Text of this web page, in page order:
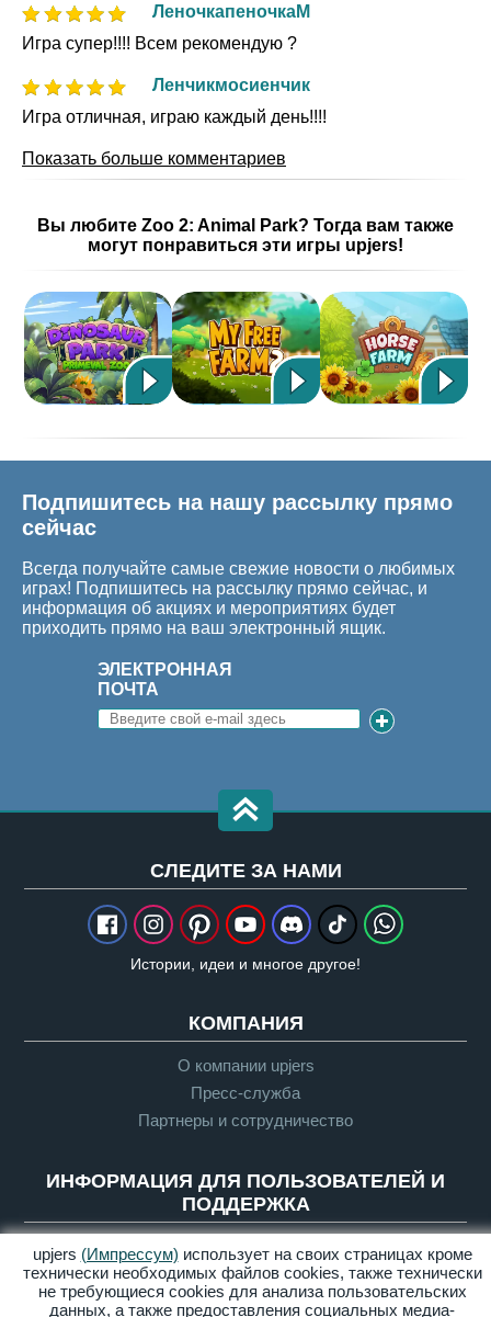
ЛеночкапеночкаМ
Игра супер!!!! Всем рекомендую ?
Ленчикмосиенчик
Игра отличная, играю каждый день!!!!
Показать больше комментариев
Вы любите Zoo 2: Animal Park? Тогда вам также
могут понравиться эти игры upjers!
Подпишитесь на нашу рассылку прямо
сейчас
Всегда получайте самые свежие новости о любимых
играх! Подпишитесь на рассылку прямо сейчас, и
информация об акциях и мероприятиях будет
приходить прямо на ваш электронный ящик.
ЭЛЕКТРОННАЯ
ПОЧТА
CЛЕДИТЕ ЗА НАМИ
Истории, идеи и многое другое!
КОМПАНИЯ
О компании upjers
Пресс-служба
Партнеры и сотрудничество
ИНФОРМАЦИЯ ДЛЯ ПОЛЬЗОВАТЕЛЕЙ И
ПОДДЕРЖКА
Руководящие указания по Let's Plays
Служба поддержки
upjers (Импрессум) использует на своих страницах кроме
технически необходимых файлов сookies, также технически
не требующиеся cookies для анализа пользовательских
данных, а также предоставления социальных медиа-